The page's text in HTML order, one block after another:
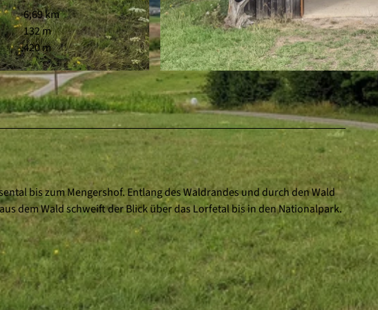
© Elke Matzner, Naturpark Kellerwald-Edersee | CC-BY
6,69 km
132 m
420 m
bis zum Mengershof. Entlang des Waldrandes und durch den Wald
dem Wald schweift der Blick über das Lorfetal bis in den Nationalpark.